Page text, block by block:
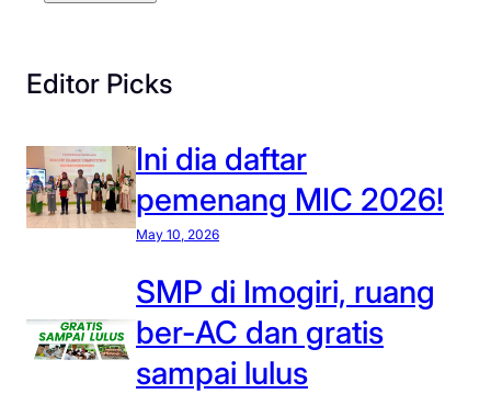
Editor Picks
Ini dia daftar
pemenang MIC 2026!
May 10, 2026
SMP di Imogiri, ruang
ber-AC dan gratis
sampai lulus